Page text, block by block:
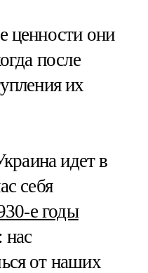
ценности они
после
их
идет в
себя
е годы
: нас
от наших